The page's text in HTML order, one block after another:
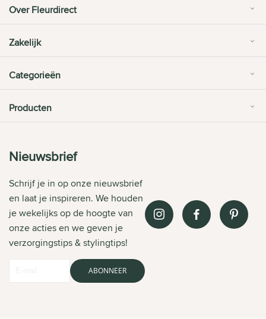
Over Fleurdirect
Zakelijk
Categorieën
Producten
Nieuwsbrief
Schrijf je in op onze nieuwsbrief
en laat je inspireren. We houden
je wekelijks op de hoogte van
onze acties en we geven je
verzorgingstips & stylingtips!
ABONNEER